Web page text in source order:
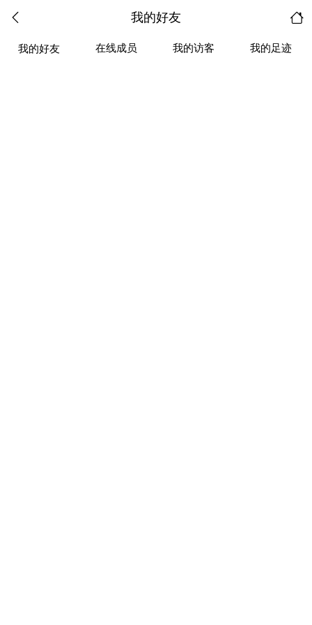
我的好友
我的好友 在线成员 我的访客 我的足迹